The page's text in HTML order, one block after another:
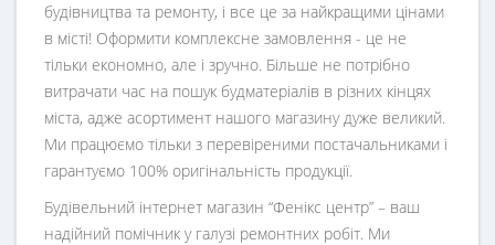
будівництва та ремонту, і все це за найкращими цінами
в місті! Оформити комплексне замовлення - це не
тільки економно, але і зручно. Більше не потрібно
витрачати час на пошук будматеріалів в різних кінцях
міста, адже асортимент нашого магазину дуже великий.
Ми працюємо тільки з перевіреними постачальниками і
гарантуємо 100% оригінальність продукції.
Будівельний інтернет магазин “Фенікс центр” – ваш
надійний помічник у галузі ремонтних робіт. Ми